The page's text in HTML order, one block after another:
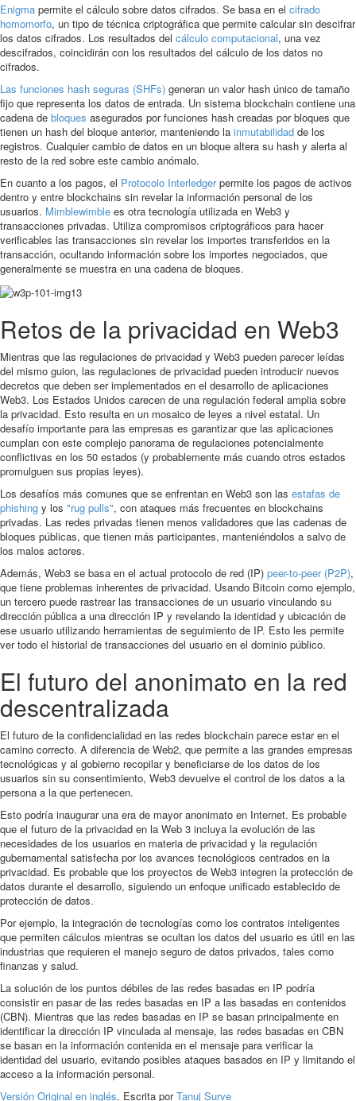
Enigma permite el cálculo sobre datos cifrados. Se basa en el cifrado
homomorfo, un tipo de técnica criptográfica que permite calcular sin descifrar
los datos cifrados. Los resultados del cálculo computacional, una vez
descifrados, coincidirán con los resultados del cálculo de los datos no
cifrados.
Las funciones hash seguras (SHFs) generan un valor hash único de tamaño
fijo que representa los datos de entrada. Un sistema blockchain contiene una
cadena de bloques asegurados por funciones hash creadas por bloques que
tienen un hash del bloque anterior, manteniendo la inmutabilidad de los
registros. Cualquier cambio de datos en un bloque altera su hash y alerta al
resto de la red sobre este cambio anómalo.
En cuanto a los pagos, el Protocolo Interledgerpermite los pagos de activos
dentro y entre blockchains sin revelar la información personal de los
usuarios. Mimblewimble es otra tecnología utilizada en Web3 y
transacciones privadas. Utiliza compromisos criptográficos para hacer
verificables las transacciones sin revelar los importes transferidos en la
transacción, ocultando información sobre los importes negociados, que
generalmente se muestra en una cadena de bloques.
Retos de la privacidad en Web3
Mientras que las regulaciones de privacidad y Web3 pueden parecer leídas
del mismo guion, las regulaciones de privacidad pueden introducir nuevos
decretos que deben ser implementados en el desarrollo de aplicaciones
Web3. Los Estados Unidos carecen de una regulación federal amplia sobre
la privacidad. Esto resulta en un mosaico de leyes a nivel estatal. Un
desafío importante para las empresas es garantizar que las aplicaciones
cumplan con este complejo panorama de regulaciones potencialmente
conflictivas en los 50 estados (y probablemente más cuando otros estados
promulguen sus propias leyes).
Los desafíos más comunes que se enfrentan en Web3 son las estafas de
phishing y los "rug pulls", con ataques más frecuentes en blockchains
privadas. Las redes privadas tienen menos validadores que las cadenas de
bloques públicas, que tienen más participantes, manteniéndolos a salvo de
los malos actores.
Además, Web3 se basa en el actual protocolo de red (IP) peer-to-peer (P2P),
que tiene problemas inherentes de privacidad. Usando Bitcoin como ejemplo,
un tercero puede rastrear las transacciones de un usuario vinculando su
dirección pública a una dirección IP y revelando la identidad y ubicación de
ese usuario utilizando herramientas de seguimiento de IP. Esto les permite
ver todo el historial de transacciones del usuario en el dominio público.
El futuro del anonimato en la red
descentralizada
El futuro de la confidencialidad en las redes blockchain parece estar en el
camino correcto. A diferencia de Web2, que permite a las grandes empresas
tecnológicas y al gobierno recopilar y beneficiarse de los datos de los
usuarios sin su consentimiento, Web3 devuelve el control de los datos a la
persona a la que pertenecen.
Esto podría inaugurar una era de mayor anonimato en Internet. Es probable
que el futuro de la privacidad en la Web 3 incluya la evolución de las
necesidades de los usuarios en materia de privacidad y la regulación
gubernamental satisfecha por los avances tecnológicos centrados en la
privacidad. Es probable que los proyectos de Web3 integren la protección de
datos durante el desarrollo, siguiendo un enfoque unificado establecido de
protección de datos.
Por ejemplo, la integración de tecnologías como los contratos inteligentes
que permiten cálculos mientras se ocultan los datos del usuario es útil en las
industrias que requieren el manejo seguro de datos privados, tales como
finanzas y salud.
La solución de los puntos débiles de las redes basadas en IP podría
consistir en pasar de las redes basadas en IP a las basadas en contenidos
(CBN). Mientras que las redes basadas en IP se basan principalmente en
identificar la dirección IP vinculada al mensaje, las redes basadas en CBN
se basan en la información contenida en el mensaje para verificar la
identidad del usuario, evitando posibles ataques basados en IP y limitando el
acceso a la información personal.
Versión Original en inglés. Escrita porTanuj Surve